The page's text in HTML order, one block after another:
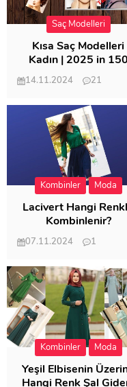
Saç Modelleri
Kısa Saç Modelleri
Kadın | 2025 in 150
Modeli
14.11.2024
21
Kombinler Moda
Lacivert Hangi
Kombinlenir?
07.11.2024
1
Kombinler Moda
Yeşil Elbisenin
Hangi Renk Şal